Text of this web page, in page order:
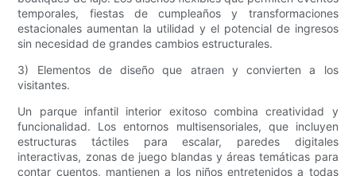
temporales, fiestas de cumpleaños y transformaciones
estacionales aumentan la utilidad y el potencial de ingresos
sin necesidad de grandes cambios estructurales.
3) Elementos de diseño que atraen y convierten a los
visitantes.
Un parque infantil interior exitoso combina creatividad y
funcionalidad. Los entornos multisensoriales, que incluyen
estructuras táctiles para escalar, paredes digitales
interactivas, zonas de juego blandas y áreas temáticas para
contar cuentos, mantienen a los niños entretenidos a todas